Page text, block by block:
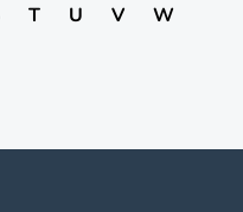
T U V
W